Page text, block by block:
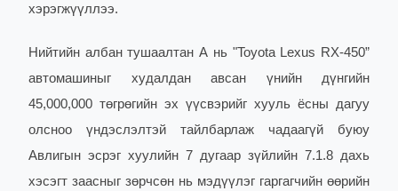
хэрэгжүүллээ.
Нийтийн албан тушаалтан А нь "Toyota Lexus RX-450”
автомашиныг худалдан авсан үнийн дүнгийн
45,000,000 төгрөгийн эх үүсвэрийг хууль ёсны дагуу
олсноо үндэслэлтэй тайлбарлаж чадаагүй буюу
Авлигын эсрэг хуулийн 7 дугаар зүйлийн 7.1.8 дахь
хэсэгт заасныг зөрчсөн нь мэдүүлэг гаргагчийн өөрийн